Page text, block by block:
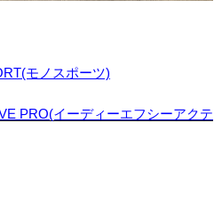
モノスポーツ)
PRO(イーディーエフシーアクテ